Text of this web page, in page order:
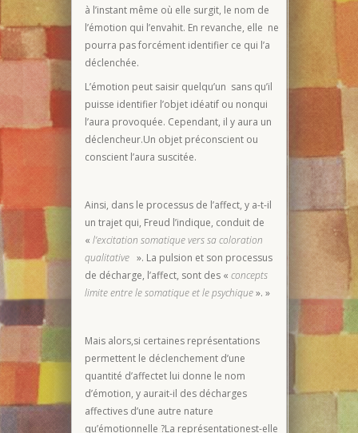
à l’instant même où elle surgit, le nom de
l’émotion qui l’envahit. En revanche, elle ne
pourra pas forcément identifier ce qui l’a
déclenchée.
L’émotion peut saisir quelqu’un sans qu’il
puisse identifier l’objet idéatif ou nonqui
l’aura provoquée. Cependant, il y aura un
déclencheur.Un objet préconscient ou
conscient l’aura suscitée.
Ainsi, dans le processus de l’affect, y a-t-il
un trajet qui, Freud l’indique, conduit de
« l’excitation somatique vers sa coloration
qualitative». La pulsion et son processus
de décharge, l’affect, sont des « concepts
limite entre le somatique et le psychique». »
Mais alors,si certaines représentations
permettent le déclenchement d’une
quantité d’affectet lui donne le nom
d’émotion, y aurait-il des décharges
affectives d’une autre nature
qu’émotionnelle ?La représentationest-elle